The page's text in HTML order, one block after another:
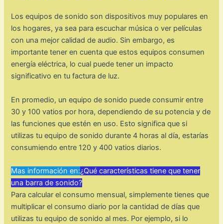
Los equipos de sonido son dispositivos muy populares en
los hogares, ya sea para escuchar música o ver películas
con una mejor calidad de audio. Sin embargo, es
importante tener en cuenta que estos equipos consumen
energía eléctrica, lo cual puede tener un impacto
significativo en tu factura de luz.
En promedio, un equipo de sonido puede consumir entre
30 y 100 vatios por hora, dependiendo de su potencia y de
las funciones que estén en uso. Esto significa que si
utilizas tu equipo de sonido durante 4 horas al día, estarías
consumiendo entre 120 y 400 vatios diarios.
Mas información en:¿Qué características tiene que tener
una barra de sonido?
Para calcular el consumo mensual, simplemente tienes que
multiplicar el consumo diario por la cantidad de días que
utilizas tu equipo de sonido al mes. Por ejemplo, si lo